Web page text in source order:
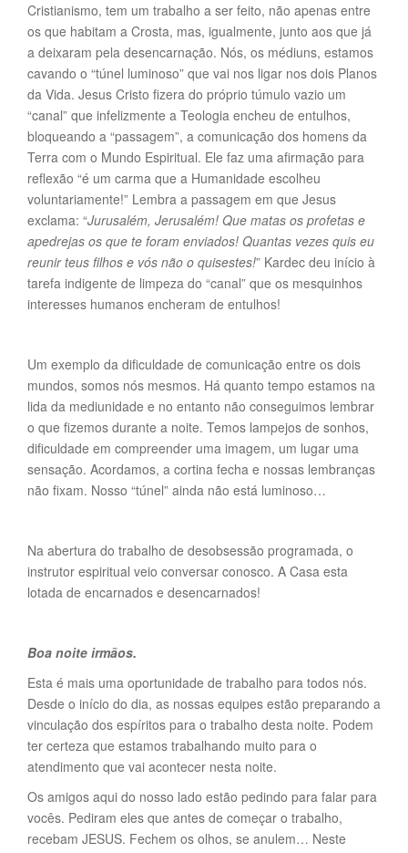
Cristianismo, tem um trabalho a ser feito, não apenas entre
os que habitam a Crosta, mas, igualmente, junto aos que já
a deixaram pela desencarnação. Nós, os médiuns, estamos
cavando o “túnel luminoso” que vai nos ligar nos dois Planos
da Vida. Jesus Cristo fizera do próprio túmulo vazio um
“canal” que infelizmente a Teologia encheu de entulhos,
bloqueando a “passagem”, a comunicação dos homens da
Terra com o Mundo Espiritual. Ele faz uma afirmação para
reflexão “é um carma que a Humanidade escolheu
voluntariamente!” Lembra a passagem em que Jesus
exclama: “Jurusalém, Jerusalém! Que matas os profetas e
apedrejas os que te foram enviados! Quantas vezes quis eu
reunir teus filhos e vós não o quisestes!” Kardec deu início à
tarefa indigente de limpeza do “canal” que os mesquinhos
interesses humanos encheram de entulhos!
Um exemplo da dificuldade de comunicação entre os dois
mundos, somos nós mesmos. Há quanto tempo estamos na
lida da mediunidade e no entanto não conseguimos lembrar
o que fizemos durante a noite. Temos lampejos de sonhos,
dificuldade em compreender uma imagem, um lugar uma
sensação. Acordamos, a cortina fecha e nossas lembranças
não fixam. Nosso “túnel” ainda não está luminoso…
Na abertura do trabalho de desobsessão programada, o
instrutor espiritual veio conversar conosco. A Casa esta
lotada de encarnados e desencarnados!
Boa noite irmãos.
Esta é mais uma oportunidade de trabalho para todos nós.
Desde o início do dia, as nossas equipes estão preparando a
vinculação dos espíritos para o trabalho desta noite. Podem
ter certeza que estamos trabalhando muito para o
atendimento que vai acontecer nesta noite.
Os amigos aqui do nosso lado estão pedindo para falar para
vocês. Pediram eles que antes de começar o trabalho,
recebam JESUS. Fechem os olhos, se anulem… Neste